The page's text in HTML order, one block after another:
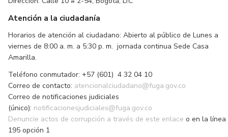
Atención a la ciudadanía
Horarios de atención al ciudadano: Abierto al público de Lunes a
viernes de 8:00 a. m. a 5:30 p. m. jornada continua Sede Casa
Amarilla.
Teléfono conmutador: +57 (601) 4 32 04 10
Correo de contacto: atencionalciudadano@fuga.gov.co
Correo de notificaciones judiciales
(único): notificacionesjudiciales@fuga.gov.co
Denuncie actos de corrupción a través de este enlace o en la línea
195 opción 1